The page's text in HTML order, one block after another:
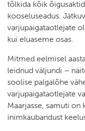
tõlkida kõik
kooseluseadus.
varjupaigataotlejate
kui eluaseme osas.
Mitmed eelmisel
leidnud väljundi –
soolise palgalõhe
varjupaigataotlejate
Maarjasse, samuti on
inimkaubandust